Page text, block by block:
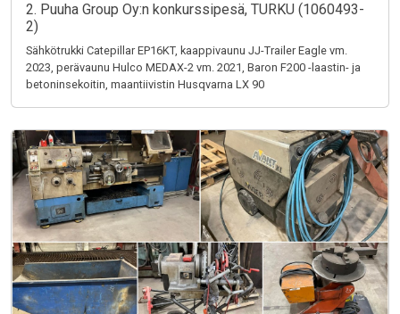
2. Puuha Group Oy:n konkurssipesä, TURKU (1060493-
2)
Sähkötrukki Catepillar EP16KT, kaappivaunu JJ-Trailer Eagle vm.
2023, perävaunu Hulco MEDAX-2 vm. 2021, Baron F200 -laastin- ja
betoninsekoitin, maantiivistin Husqvarna LX 90